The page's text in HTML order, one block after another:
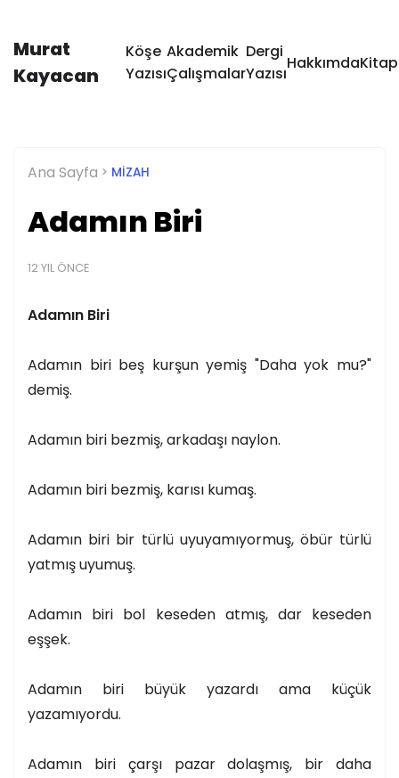
Murat
Kayacan
Köşe
Yazısı
Akademik
Çalışmalar
Dergi
Yazısı
HakkımdaKitap
Ana Sayfa MIZAH
Adamın Biri
12 YIL ÖNCE
Adamın Biri
Adamın biri beş kurşun yemiş "Daha yok mu?"
demiş.
Adamın biri bezmiş, arkadaşı naylon.
Adamın biri bezmiş, karısı kumaş.
Adamın biri bir türlü uyuyamıyormuş, öbür türlü
yatmış uyumuş.
Adamın biri bol keseden atmış, dar keseden
eşşek.
Adamın biri büyük yazardı ama küçük
yazamıyordu.
Adamın biri çarşı pazar dolaşmış, bir daha